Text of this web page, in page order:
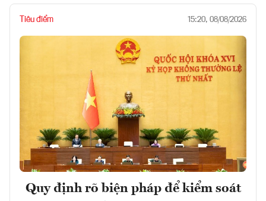
Tiêu điểm 15:20, 08/08/2026
Quy định rõ biện pháp để kiểm soát